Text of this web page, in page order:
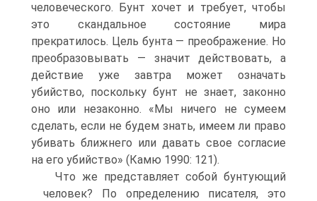
человеческого. Бунт хочет и требует, чтобы
это скандальное состояние мира
прекратилось. Цель бунта — преображение. Но
преобразовывать — значит действовать, а
действие уже завтра может означать
убийство, поскольку бунт не знает, законно
оно или незаконно. «Мы ничего не сумеем
сделать, если не будем знать, имеем ли право
убивать ближнего или давать свое согласие
на его убийство» (Камю 1990: 121).
Что же представляет собой бунтующий
человек? По определению писателя, это